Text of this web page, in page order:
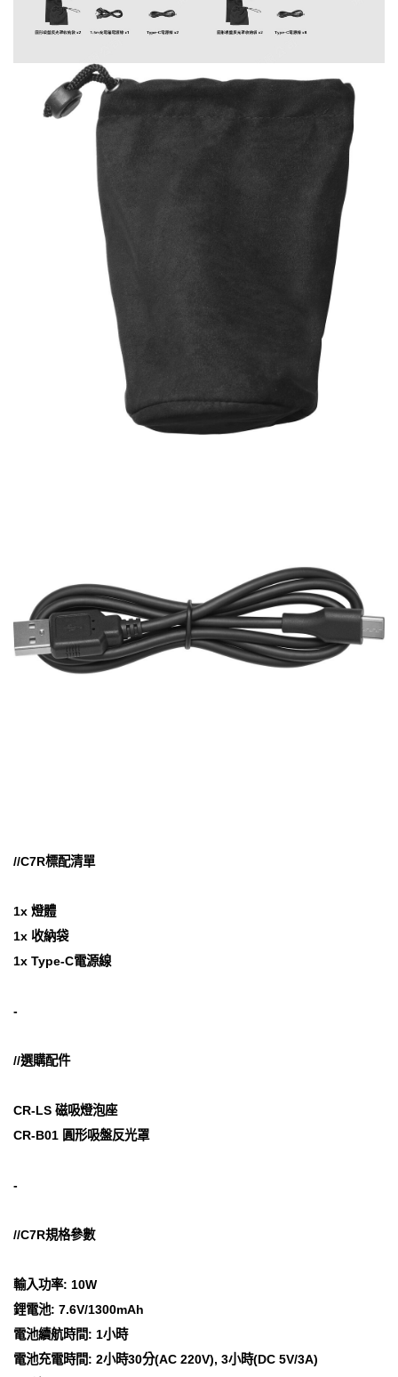
//C7R標配清單
1x 燈體
1x 收納袋
1x Type-C電源線
-
//選購配件
CR-LS 磁吸燈泡座
CR-B01 圓形吸盤反光罩
-
//C7R規格參數
輸入功率: 10W
鋰電池: 7.6V/1300mAh
電池續航時間: 1小時
電池充電時間: 2小時30分(AC 220V), 3小時(DC 5V/3A)